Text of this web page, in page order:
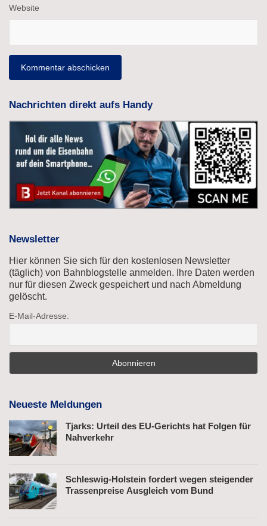
Website
Nachrichten direkt aufs Handy
Newsletter
Hier können Sie sich für den kostenlosen Newsletter
(täglich) von Bahnblogstelle anmelden. Ihre Daten werden
nur für diesen Zweck gespeichert und nach Abmeldung
gelöscht.
E-Mail-Adresse:
Neueste Meldungen
Tjarks: Urteil des EU-Gerichts hat Folgen für
Nahverkehr
Schleswig-Holstein fordert wegen steigender
Trassenpreise Ausgleich vom Bund